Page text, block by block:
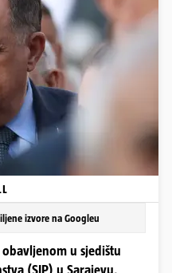
izvore na Googleu
obavljenom u sjedištu
(SIP) u Sarajevu,